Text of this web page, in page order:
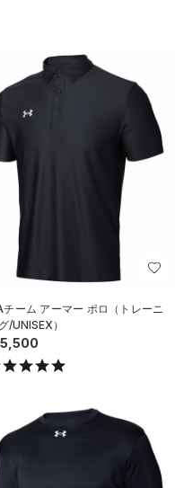
チーム アーマー ポロ（トレーニ
/UNISEX）
5,500